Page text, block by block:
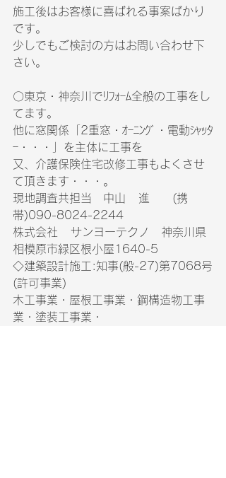
施工後はお客様に喜ばれる事案ばかり
です。
少しでもご検討の方はお問い合わせ下
さい。
〇東京・神奈川でﾘﾌｫｰﾑ全般の工事をし
てます。
他に窓関係「2重窓・ｵｰﾆﾝｸﾞ・電動ｼｬｯﾀ
ｰ・・・」を主体に工事を
又、介護保険住宅改修工事もよくさせ
て頂きます・・・。
現地調査共担当　中山   進　　(携
帯)090-8024-2244
株式会社   サンヨーテクノ　神奈川県
相模原市緑区根小屋1640-5
◇建築設計施工:知事(般-27)第7068号
(許可事業)
木工事業・屋根工事業・鋼構造物工事
業・塗装工事業・